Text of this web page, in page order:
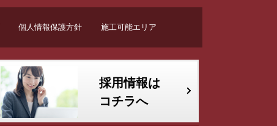
個人情報保護方針 施工可能エリア
採用情報は
コチラへ